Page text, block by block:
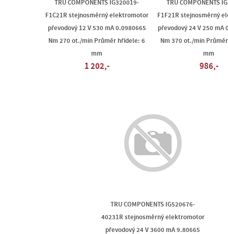
TRU COMPONENTS IG320019-
F1C21R stejnosměrný elektromotor
převodový 12 V 530 mA 0.0980665
Nm 270 ot./min Průměr hřídele: 6
mm
1 202,-
TRU COMPONENTS
F1F21R stejnosměrný
převodový 24 V 250 mA
Nm 370 ot./min
mm
986,-
TRU COMPONENTS IG520676-
40231R stejnosměrný elektromotor
převodový 24 V 3600 mA 9.80665